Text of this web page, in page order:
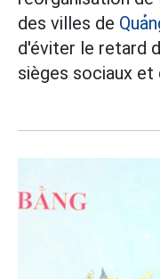
des villes de
d'éviter le retard
sièges sociaux et